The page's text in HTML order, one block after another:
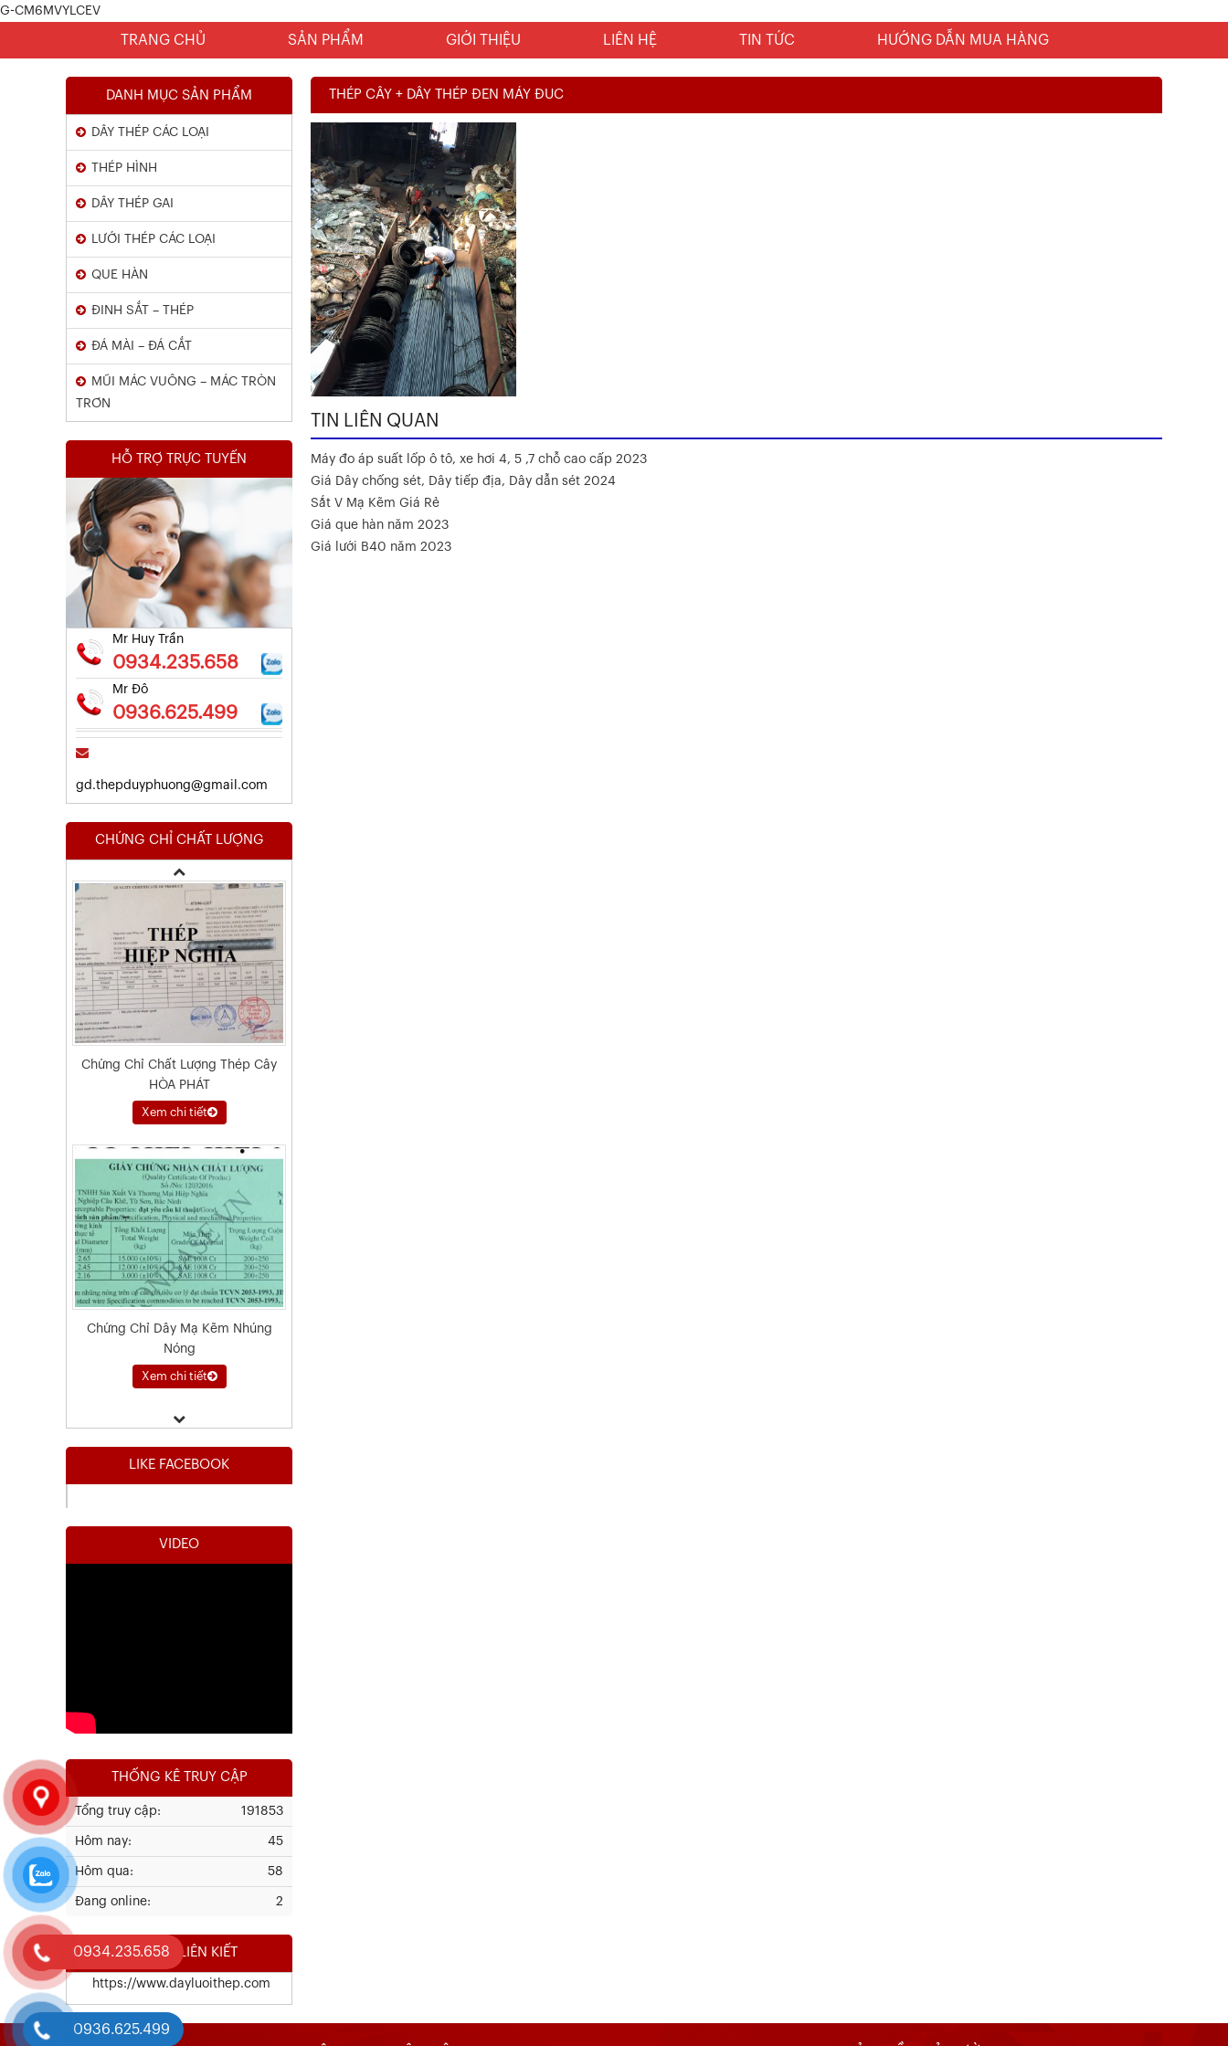
G-CM6MVYLCEV
TRANG CHỦ SẢN PHẨM GIỚI THIỆU LIÊN HỆ TIN TỨC HƯỚNG DẪN MUA HÀNG
THÉP CÂY + DÂY THÉP ĐEN MÁY ĐUC
TIN LIÊN QUAN
Máy đo áp suất lốp ô tô, xe hơi 4, 5 ,7 chỗ cao cấp 2023
Giá Dây chống sét, Dây tiếp địa, Dây dẫn sét 2024
Sắt V Mạ Kẽm Giá Rẻ
Giá que hàn năm 2023
Giá lưới B40 năm 2023
DANH MỤC SẢN PHẨM
DÂY THÉP CÁC LOẠI
THÉP HÌNH
DÂY THÉP GAI
LƯỚI THÉP CÁC LOẠI
QUE HÀN
ĐINH SẮT – THÉP
ĐÁ MÀI – ĐÁ CẮT
MŨI MÁC VUÔNG – MÁC TRÒN
TRƠN
HỖ TRỢ TRỰC TUYẾN
Mr Huy Trần
0934.235.658
Mr Đô
0936.625.499
gd.thepduyphuong@gmail.com
CHỨNG CHỈ CHẤT LƯỢNG
Chứng Chỉ Dây Mạ Kẽm Nhúng
Nóng
Kết Quả Thử Nghiệm Lưới Tô Tường
Xem chi tiết
Kết Quả Thử Nghiệm Lưới Tô Tường
Chứng Chỉ Chất Lượng Thép Cây
HÒA PHÁT
Xem chi tiết
Chứng Chỉ Dây Mạ Kẽm Nhúng
Nóng
Xem chi tiết
Kết Quả Thử Nghiệm Lưới Tô Tường
Xem chi tiết
LIKE FACEBOOK
VIDEO
THỐNG KÊ TRUY CẬP
191853
Tổng truy cập:
45
Hôm nay:
58
Hôm qua:
2
Đang online:
WEBSITE LIÊN KIẾT
https://www.dayluoithep.com
0934.235.658
0936.625.499